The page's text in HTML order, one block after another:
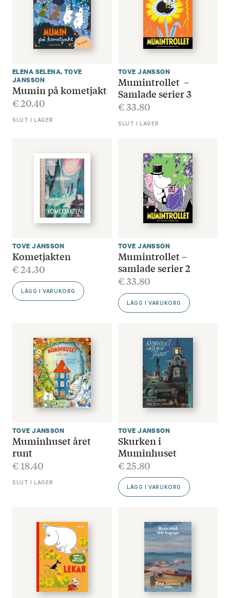
ELENA SELENA, TOVE
JANSSON
Mumin på kometjakt
€20.40
SLUT I LAGER
TOVE JANSSON
Mumintrollet –
Samlade serier 3
€33.80
SLUT I LAGER
TOVE JANSSON
Kometjakten
€24.30
LÄGG I VARUKORG
TOVE JANSSON
Mumintrollet –
samlade serier 2
€33.80
LÄGG I VARUKORG
TOVE JANSSON
Muminhuset året
runt
€18.40
SLUT I LAGER
TOVE JANSSON
Skurken i
Muminhuset
€25.80
LÄGG I VARUKORG